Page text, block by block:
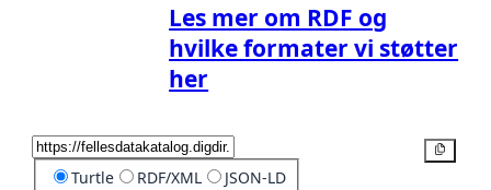
Les mer om RDF og
hvilke formater vi støtter
her
Turtle RDF/XML JSON-LD